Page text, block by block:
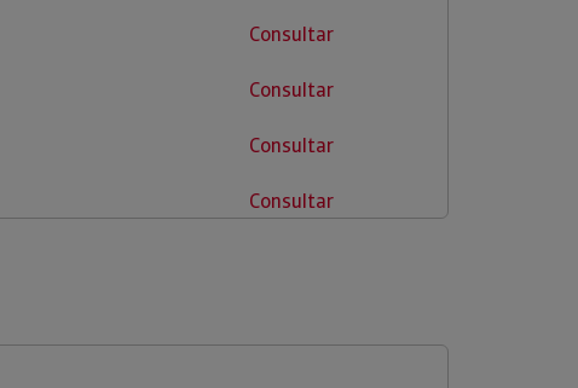
Consultar
Consultar
Consultar
Consultar